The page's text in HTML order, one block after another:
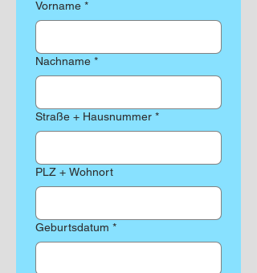
Vorname *
Nachname *
Straße + Hausnummer *
PLZ + Wohnort
Geburtsdatum *